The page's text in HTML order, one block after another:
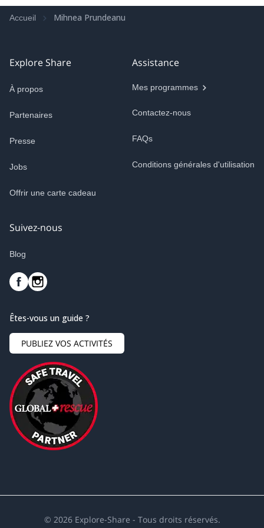
Accueil Mihnea Prundeanu
Explore Share
À propos
Partenaires
Presse
Jobs
Offrir une carte cadeau
Assistance
Mes programmes
Contactez-nous
FAQs
Conditions générales d'utilisation
Suivez-nous
Blog
Êtes-vous un guide ?
PUBLIEZ VOS ACTIVITÉS
© 2026 Explore-Share - Tous droits réservés.